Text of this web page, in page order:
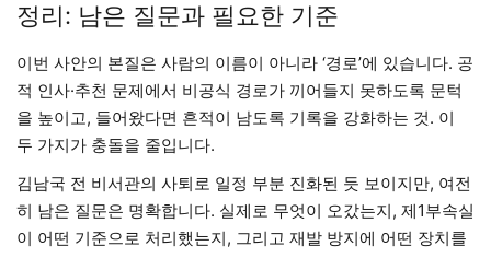
정리: 남은 질문과 필요한 기준
이번 사안의 본질은 사람의 이름이 아니라 ‘경로’에 있습니다. 공
적 인사·추천 문제에서 비공식 경로가 끼어들지 못하도록 문턱
을 높이고, 들어왔다면 흔적이 남도록 기록을 강화하는 것. 이
두 가지가 충돌을 줄입니다.
김남국 전 비서관의 사퇴로 일정 부분 진화된 듯 보이지만, 여전
히 남은 질문은 명확합니다. 실제로 무엇이 오갔는지, 제1부속실
이 어떤 기준으로 처리했는지, 그리고 재발 방지에 어떤 장치를